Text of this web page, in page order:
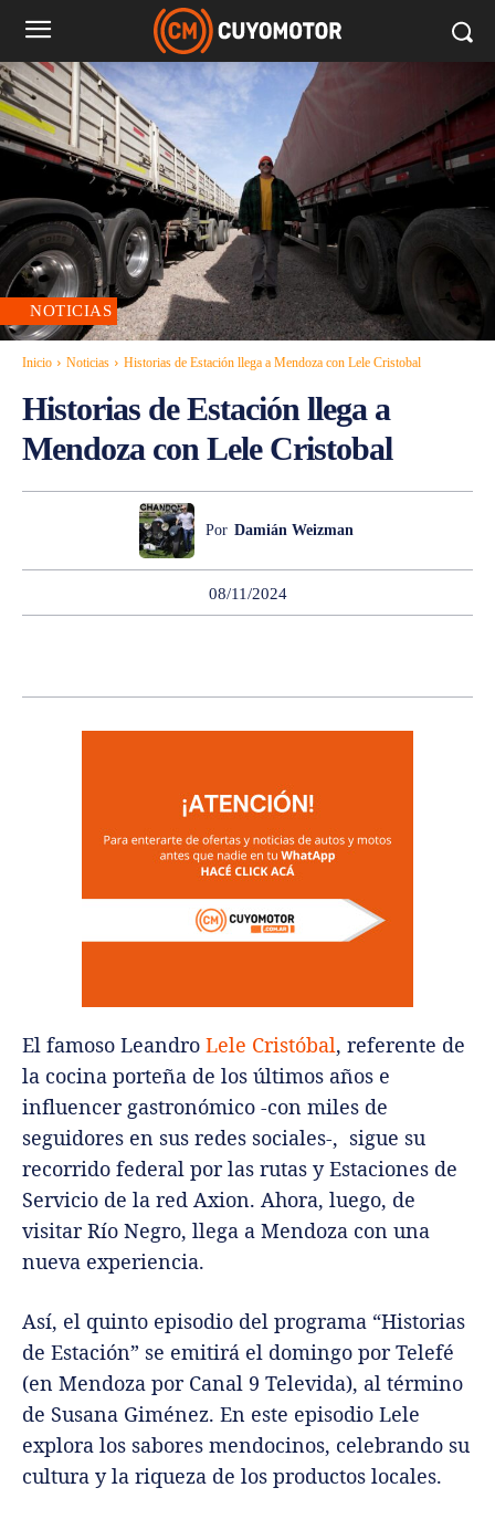
NOTICIAS
Inicio Noticias Historias de Estación llega a Mendoza con Lele Cristobal
Historias de Estación llega a
Mendoza con Lele Cristobal
Por Damián Weizman
08/11/2024
El famoso Leandro Lele Cristóbal, referente de
la cocina porteña de los últimos años e
influencer gastronómico -con miles de
seguidores en sus redes sociales-, sigue su
recorrido federal por las rutas y Estaciones de
Servicio de la red Axion. Ahora, luego, de
visitar Río Negro, llega a Mendoza con una
nueva experiencia.
Así, el quinto episodio del programa “Historias
de Estación” se emitirá el domingo por Telefé
(en Mendoza por Canal 9 Televida), al término
de Susana Giménez. En este episodio Lele
explora los sabores mendocinos, celebrando su
cultura y la riqueza de los productos locales.